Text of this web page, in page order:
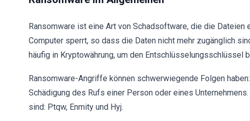
Ransomware ist eine Art von Schadsoftware, die die
Computer sperrt, so dass die Daten nicht mehr zugänglich
häufig in Kryptowährung, um den
Ransomware-Angriffe können schwerwiegende Folgen
Schädigung des Rufs einer Person oder eines
sind: Ptqw, Enmity und Hyj.